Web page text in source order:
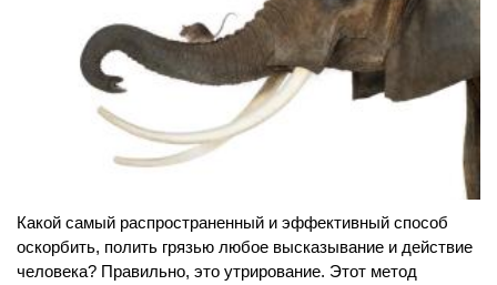
Какой самый распространенный и эффективный способ
оскорбить, полить грязью любое высказывание и действие
человека? Правильно, это утрирование. Этот метод